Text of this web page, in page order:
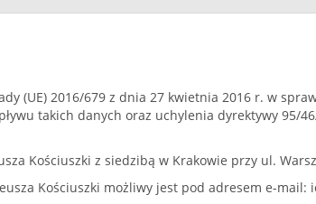
(UE) 2016/679 z dnia 27 kwietnia 2016 r. w
takich danych oraz uchylenia dyrektywy 95/
Kościuszki z siedzibą w Krakowie przy ul.
Kościuszki możliwy jest pod adresem e-mail: